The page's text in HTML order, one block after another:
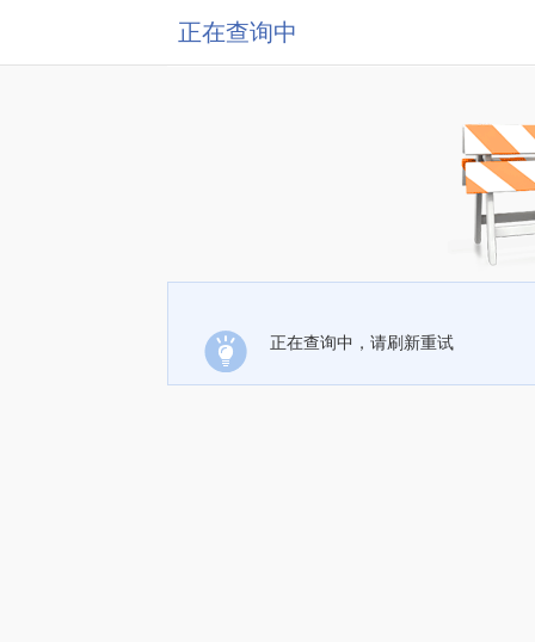
正在查询中
正在查询中，请刷新重试